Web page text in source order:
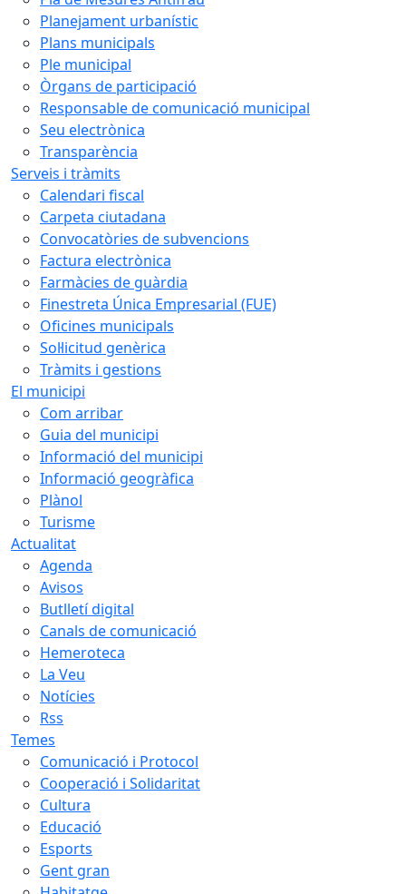
Planejament urbanístic
Plans municipals
Ple municipal
Òrgans de participació
Responsable de comunicació municipal
Seu electrònica
Transparència
Serveis i tràmits
Calendari fiscal
Carpeta ciutadana
Convocatòries de subvencions
Factura electrònica
Farmàcies de guàrdia
Finestreta Única Empresarial (FUE)
Oficines municipals
Sol·licitud genèrica
Tràmits i gestions
El municipi
Com arribar
Guia del municipi
Informació del municipi
Informació geogràfica
Plànol
Turisme
Actualitat
Agenda
Avisos
Butlletí digital
Canals de comunicació
Hemeroteca
La Veu
Notícies
Rss
Temes
Comunicació i Protocol
Cooperació i Solidaritat
Cultura
Educació
Esports
Gent gran